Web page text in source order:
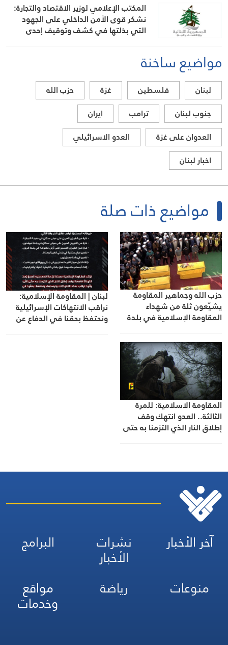
المكتب الإعلامي لوزير الاقتصاد والتجارة:
نشكر قوى الأمن الداخلي على الجهود
التي بذلتها في كشف وتوقيف إحدى
مواضيع ساخنة
لبنان فلسطين غزة
حزب الله
جنوب لبنان
ترامب
ايران
العدوان على غزة
العدو الاسرائيلي
اخبار لبنان
مواضيع ذات صلة
حزب الله وجماهير المقاومة
يشيّعون ثلة من شهداء
المقاومة الإسلامية في بلدة
لبنان | المقاومة الإسلامية:
نراقب الانتهاكات الإسرائيلية
ونحتفظ بحقنا في الدفاع عن
المقاومة الاسلامية: للمرة
الثالثة.. العدو انتهك وقف
إطلاق النار الذي التزمنا به حتى
آخر الأخبار نشرات
الأخبار
البرامج
منوعات
رياضة مواقع
وخدمات